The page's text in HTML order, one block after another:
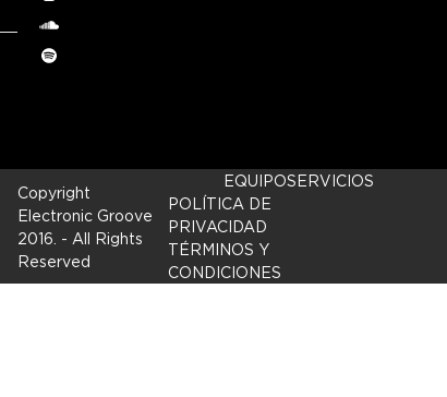
soundcloud
Spotify
Copyright
Electronic Groove
2016. - All Rights
Reserved
EQUIPOSERVICIOS
POLÍTICA DE
PRIVACIDAD
TÉRMINOS Y
CONDICIONES